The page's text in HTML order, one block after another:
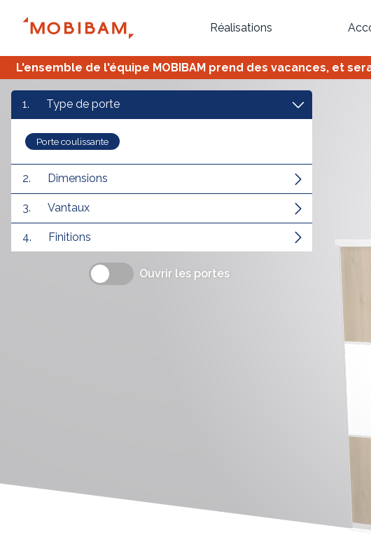
Réalisations
L'ensemble de l'équipe MOBIBAM prend des vacances, et
1. Type de porte
Porte coulissante
2. Dimensions
3. Vantaux
4. Finitions
Ouvrir les portes